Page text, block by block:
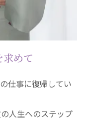
めて
仕事に復帰してい
人生へのステップ